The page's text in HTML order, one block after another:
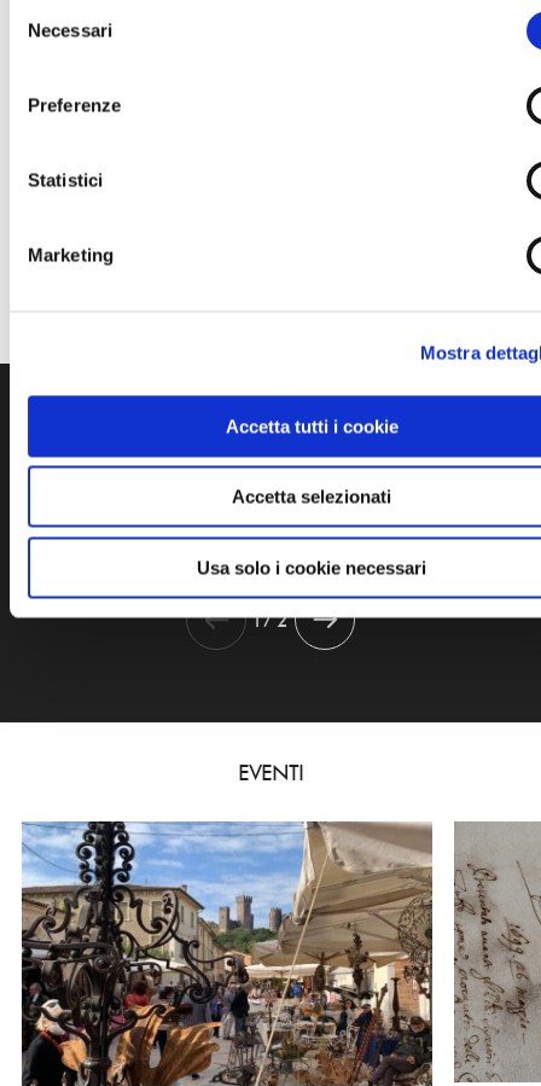
delNecessari
Preferenze
Statistici
Marketing
Mostra
Accetta tutti i cookie
Accetta selezionati
Usa solo i cookie necessari
CONDIVIDI
QUANDO
dalle ore 18 alle 21.30
GALLERIA FOTOGRAFICA
1 / 2
EVENTI